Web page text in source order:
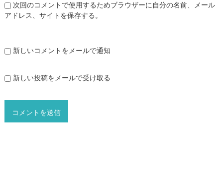
次回のコメントで使用するためブラウザーに自分の名前、メール
アドレス、サイトを保存する。
新しいコメントをメールで通知
新しい投稿をメールで受け取る